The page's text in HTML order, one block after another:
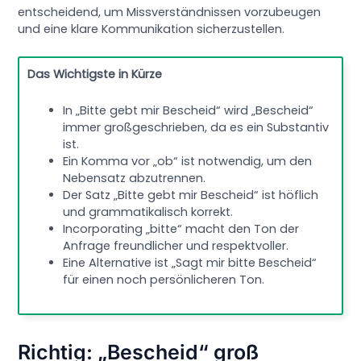
entscheidend, um Missverständnissen vorzubeugen
und eine klare Kommunikation sicherzustellen.
Das Wichtigste in Kürze
In „Bitte gebt mir Bescheid“ wird „Bescheid“
immer großgeschrieben, da es ein Substantiv
ist.
Ein Komma vor „ob“ ist notwendig, um den
Nebensatz abzutrennen.
Der Satz „Bitte gebt mir Bescheid“ ist höflich
und grammatikalisch korrekt.
Incorporating „bitte“ macht den Ton der
Anfrage freundlicher und respektvoller.
Eine Alternative ist „Sagt mir bitte Bescheid“
für einen noch persönlicheren Ton.
Richtig: „Bescheid“ groß